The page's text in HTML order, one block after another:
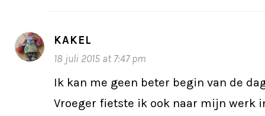
KAKEL
18 juli 2015 at 7:47 pm
Ik kan me geen beter begin van de
Vroeger fietste ik ook naar mijn werk